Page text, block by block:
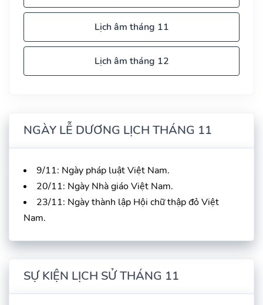
Lịch âm tháng 11
Lịch âm tháng 12
NGÀY LỄ DƯƠNG LỊCH THÁNG 11
9/11: Ngày pháp luật Việt Nam.
20/11: Ngày Nhà giáo Việt Nam.
23/11: Ngày thành lập Hội chữ thập đỏ Việt
Nam.
SỰ KIỆN LỊCH SỬ THÁNG 11